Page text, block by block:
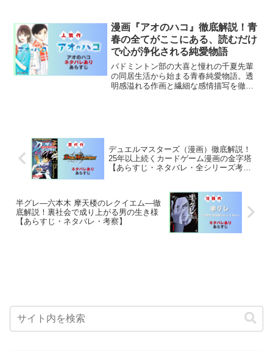
漫画『アオのハコ』徹底解説！青
春の全てがここにある、読むだけ
で心が浄化される純愛物語
バドミントン部の大喜と憧れの千夏先輩
の同居生活から始まる青春純愛物語。透
明感溢れる作画と繊細な感情描写を徹底
デュエルマスターズ（漫画）徹底解説！
25年以上続くカードゲーム漫画の金字塔
【あらすじ・ネタバレ・全シリーズ考
半グレ―六本木 摩天楼のレクイエム―徹
底解説！裏社会で成り上がる男の生き様
【あらすじ・ネタバレ・考察】